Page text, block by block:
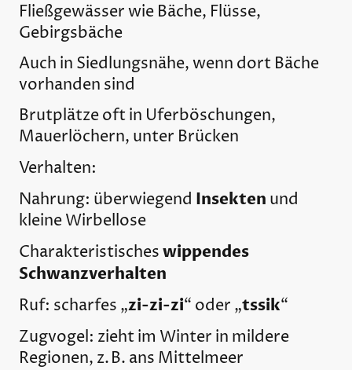
Fließgewässer wie Bäche, Flüsse,
Gebirgsbäche
Auch in Siedlungsnähe, wenn dort Bäche
vorhanden sind
Brutplätze oft in Uferböschungen,
Mauerlöchern, unter Brücken
Verhalten:
Nahrung: überwiegend Insekten und
kleine Wirbellose
Charakteristischeswippendes
Schwanzverhalten
Ruf: scharfes „zi-zi-zi“ oder „tssik“
Zugvogel: zieht im Winter in mildere
Regionen, z. B. ans Mittelmeer